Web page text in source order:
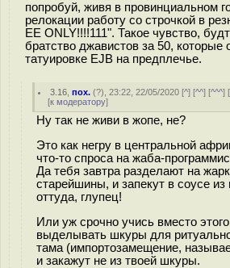
попробуй, живя в провинциальном
релокации работу со строчкой в
EE ONLY!!!!111". Такое чувство,
братство джавистов за 50, которые
татуировке EJB на предплечье.
3.16 ,пох. (?), 23:22, 22/05/2020 [^] [^^] [^^^] [
[к модератору]
Ну так не живи в жопе, не?
Это как негру в центральной
что-то спроса на жаба-
Да тебя завтра разделают на
старейшины, и запекут в соусе
оттуда, глупец!
Или уж срочно учись вместо
выделывать шкуры для
тама (импортозамещение,
и закажут не из твоей шкуры.